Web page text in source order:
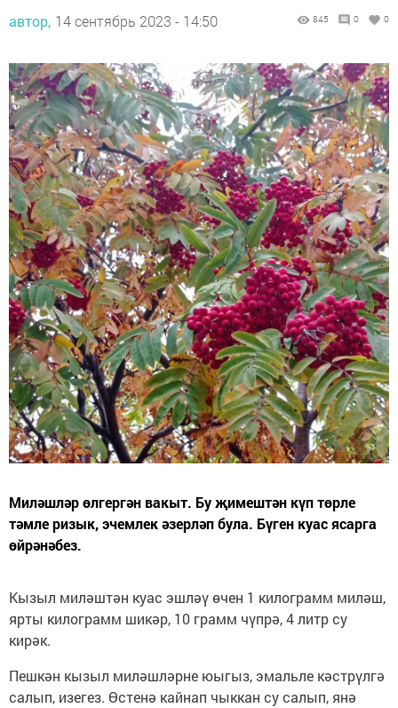
автор, 14 сентябрь 2023 - 14:50 845 0 0
Миләшләр өлгергән вакыт. Бу җимештән күп төрле
тәмле ризык, эчемлек әзерләп була. Бүген куас ясарга
өйрәнәбез.
Кызыл миләштән куас эшләү өчен 1 килограмм миләш,
ярты килограмм шикәр, 10 грамм чүпрә, 4 литр су
кирәк.
Пешкән кызыл миләшләрне юыгыз, эмальле кәстрүлгә
салып, изегез. Өстенә кайнап чыккан су салып, янә